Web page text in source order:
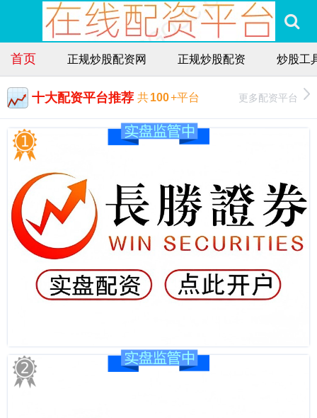
首页 正规炒股配资网 正规炒股配资 炒股工
十大配资平台推荐 共100+平台 更多配资平台